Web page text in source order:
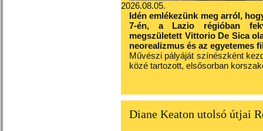
2026.08.05.
Idén emlékezünk meg arról,
7-én, a Lazio régióban
megszületett Vittorio De Sica
neorealizmus és az egyetemes
Művészi pályáját színészként
közé tartozott, elsősorban
Diane Keaton utolsó útjai